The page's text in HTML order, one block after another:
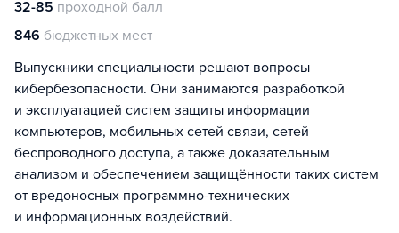
32-85 проходной балл
846 бюджетных мест
Выпускники специальности решают вопросы
кибербезопасности. Они занимаются разработкой
и эксплуатацией систем защиты информации
компьютеров, мобильных сетей связи, сетей
беспроводного доступа, а также доказательным
анализом и обеспечением защищённости таких систем
от вредоносных программно-технических
и информационных воздействий.